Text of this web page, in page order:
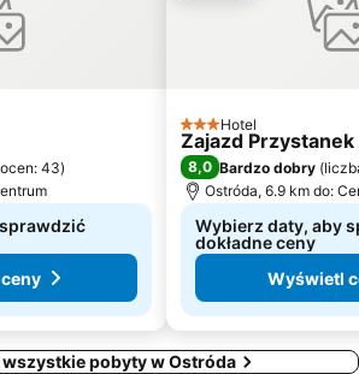
43)
3 Kategoria
Hotel
Zajazd Przystanek
8,0 Bardzo dobry (
Ostróda, 6.9 km do:
Wybierz daty, aby
dokładne ceny
Wyświetl
pobyty w Ostróda